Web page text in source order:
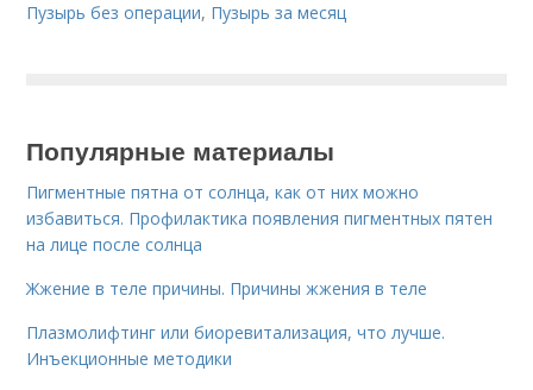
Пузырь без операции, Пузырь за месяц
Популярные материалы
Пигментные пятна от солнца, как от них можно
избавиться. Профилактика появления пигментных пятен
на лице после солнца
Жжение в теле причины. Причины жжения в теле
Плазмолифтинг или биоревитализация, что лучше.
Инъекционные методики